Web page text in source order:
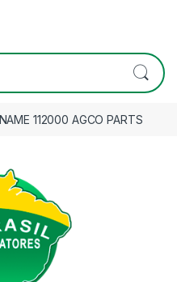
112000 AGCO PARTS